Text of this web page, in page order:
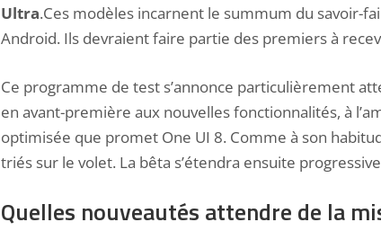
Ultra.Ces modèles incarnent le summum du savoir-
Android. Ils devraient faire partie des premiers à
Ce programme de test s’annonce particulièrement
en avant-première aux nouvelles fonctionnalités, à
optimisée que promet One UI 8. Comme à son
triés sur le volet. La bêta s’étendra ensuite
Quelles nouveautés attendre de la